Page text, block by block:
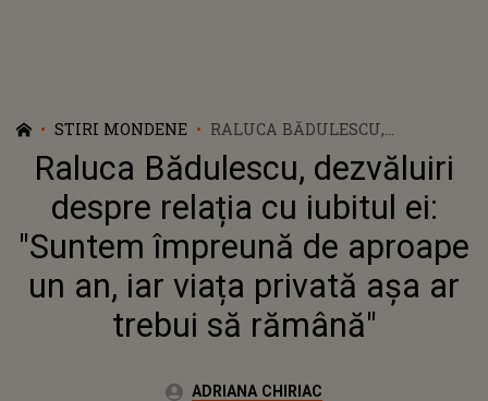
STIRI MONDENE
RALUCA BĂDULESCU,
DEZVĂLUIRI DESPRE RELAȚIA
CU IUBITUL EI: "SUNTEM
ÎMPREUNĂ DE APROAPE UN
AN, IAR VIAȚA PRIVATĂ AȘA AR
TREBUI SĂ RĂMÂNĂ"
Raluca Bădulescu, dezvăluiri
despre relația cu iubitul ei:
"Suntem împreună de aproape
un an, iar viața privată așa ar
trebui să rămână"
Autor:ADRIANA CHIRIAC